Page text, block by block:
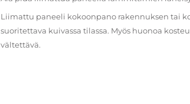
Liimattu paneeli kokoonpano rakennuksen tai
suoritettava kuivassa tilassa. Myös huonoa
vältettävä.